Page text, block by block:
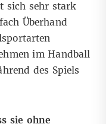
sich sehr stark
Überhand
im Handball
des Spiels
sie ohne